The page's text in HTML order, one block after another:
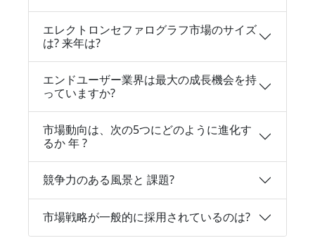
エレクトロンセファログラフ市場のサイズ
は? 来年は?
エンドユーザー業界は最大の成長機会を持
っていますか?
市場動向は、次の5つにどのように進化す
るか 年 ?
競争力のある風景と 課題?
市場戦略が一般的に採用されているのは?